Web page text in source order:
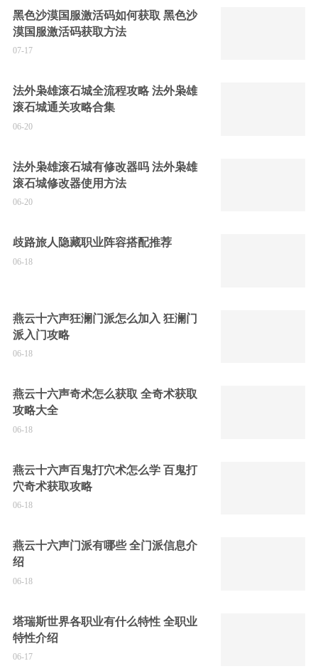
黑色沙漠国服激活码如何获取 黑色沙
漠国服激活码获取方法
07-17
法外枭雄滚石城全流程攻略 法外枭雄
滚石城通关攻略合集
06-20
法外枭雄滚石城有修改器吗 法外枭雄
滚石城修改器使用方法
06-20
歧路旅人隐藏职业阵容搭配推荐
06-18
燕云十六声狂澜门派怎么加入 狂澜门
派入门攻略
06-18
燕云十六声奇术怎么获取 全奇术获取
攻略大全
06-18
燕云十六声百鬼打穴术怎么学 百鬼打
穴奇术获取攻略
06-18
燕云十六声门派有哪些 全门派信息介
绍
06-18
塔瑞斯世界各职业有什么特性 全职业
特性介绍
06-17